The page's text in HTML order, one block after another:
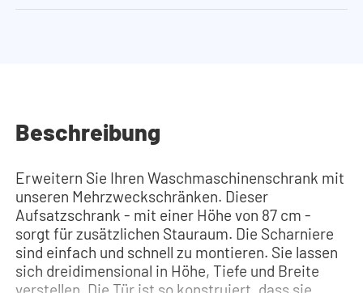
Beschreibung
Erweitern Sie Ihren Waschmaschinenschrank mit
unseren Mehrzweckschränken. Dieser
Aufsatzschrank - mit einer Höhe von 87 cm -
sorgt für zusätzlichen Stauraum. Die Scharniere
sind einfach und schnell zu montieren. Sie lassen
sich dreidimensional in Höhe, Tiefe und Breite